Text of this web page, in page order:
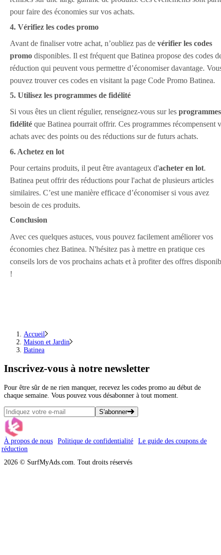
pour faire des économies sur vos achats.
4. Vérifiez les codes promo
Avant de finaliser votre achat, n’oubliez pas de vérifier les codes
promo disponibles. Il est fréquent que Batinea propose des codes
réduction qui peuvent vous permettre d’économiser davantage.
pouvez trouver ces codes en visitant la page Code Promo Batinea.
5. Utilisez les programmes de fidélité
Si vous êtes un client régulier, renseignez-vous sur les
fidélité que Batinea pourrait offrir. Ces programmes récompensent
achats avec des points ou des réductions sur de futurs achats.
6. Achetez en lot
Pour certains produits, il peut être avantageux d'acheter en lot.
Batinea peut offrir des réductions pour l'achat de plusieurs articles
similaires. C’est une manière efficace d’économiser si vous avez
besoin de ces produits.
Conclusion
Avec ces quelques astuces, vous pouvez facilement améliorer vos
économies chez Batinea. N'hésitez pas à mettre en pratique ces
conseils lors de vos prochains achats et à profiter des offres
!
Accueil
Maison et Jardin
Batinea
Inscrivez-vous à notre newsletter
Pour être sûr de ne rien manquer, recevez les codes promo au début de
chaque semaine. Vous pouvez vous désabonner à tout moment.
S'abonner
À propos de nous Politique de confidentialité
Le guide des coupons de
réduction
2026 © SurfMyAds.com. Tout droits réservés